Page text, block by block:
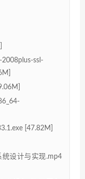
ssl-
[47.82M]
统设计与实现.mp4